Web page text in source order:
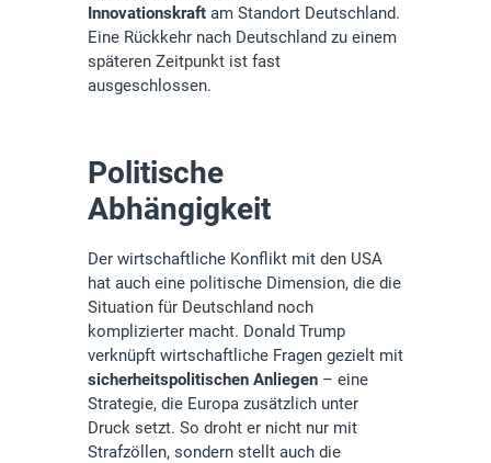
Innovationskraft am Standort Deutschland.
Eine Rückkehr nach Deutschland zu einem
späteren Zeitpunkt ist fast
ausgeschlossen.
Politische
Abhängigkeit
Der wirtschaftliche Konflikt mit den USA
hat auch eine politische Dimension, die die
Situation für Deutschland noch
komplizierter macht. Donald Trump
verknüpft wirtschaftliche Fragen gezielt mit
sicherheitspolitischen Anliegen – eine
Strategie, die Europa zusätzlich unter
Druck setzt. So droht er nicht nur mit
Strafzöllen, sondern stellt auch die